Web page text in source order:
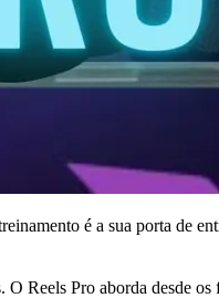
é a sua porta de
Reels Pro aborda desde os